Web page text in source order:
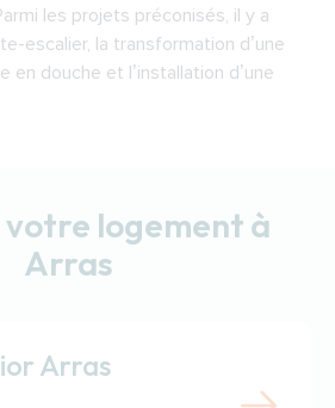
les projets préconisés, il y a
escalier, la transformation d’une
en douche et l’installation d’une
logement à
Arras
Arras